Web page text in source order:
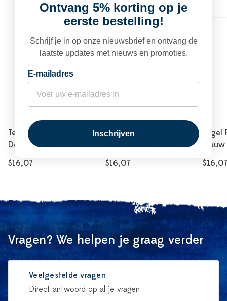
Tegel Landschap -
Delfts blauw - 13 cm
$16,07
Tegel Grachtenpanden -
Delfts blauw - 13 cm
$16,07
$16,07
Vragen? We helpen je graag verder
Veelgestelde vragen
Direct antwoord op al je vragen
Ontvang 5% korting op je
eerste bestelling!
Schrijf je in op onze nieuwsbrief en ontvang de
laatste updates met nieuws en promoties.
E-mailadres
Inschrijven